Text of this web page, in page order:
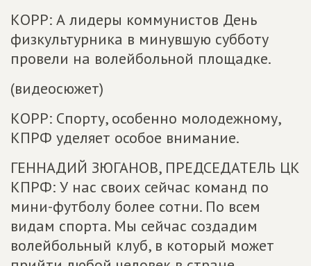
КОРР: А лидеры коммунистов День
физкультурника в минувшую субботу
провели на волейбольной площадке.
(видеосюжет)
КОРР: Спорту, особенно молодежному,
КПРФ уделяет особое внимание.
ГЕННАДИЙ ЗЮГАНОВ, ПРЕДСЕДАТЕЛЬ ЦК
КПРФ: У нас своих сейчас команд по
мини-футболу более сотни. По всем
видам спорта. Мы сейчас создадим
волейбольный клуб, в который может